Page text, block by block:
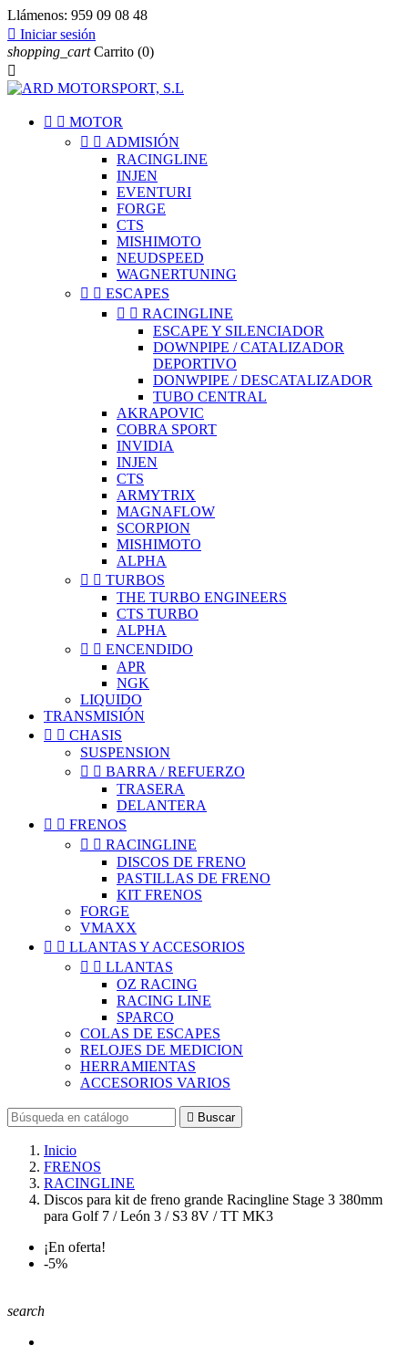
Llámenos: 959 09 08 48
 Iniciar sesión
shopping_cart Carrito (0)

  MOTOR
  ADMISIÓN
RACINGLINE
INJEN
EVENTURI
FORGE
CTS
MISHIMOTO
NEUDSPEED
WAGNERTUNING
  ESCAPES
  RACINGLINE
ESCAPE Y SILENCIADOR
DOWNPIPE / CATALIZADOR
DEPORTIVO
DONWPIPE / DESCATALIZADOR
TUBO CENTRAL
AKRAPOVIC
COBRA SPORT
INVIDIA
INJEN
CTS
ARMYTRIX
MAGNAFLOW
SCORPION
MISHIMOTO
ALPHA
  TURBOS
THE TURBO ENGINEERS
CTS TURBO
ALPHA
  ENCENDIDO
APR
NGK
LIQUIDO
TRANSMISIÓN
  CHASIS
SUSPENSION
  BARRA / REFUERZO
TRASERA
DELANTERA
  FRENOS
  RACINGLINE
DISCOS DE FRENO
PASTILLAS DE FRENO
KIT FRENOS
FORGE
VMAXX
  LLANTAS Y ACCESORIOS
  LLANTAS
OZ RACING
RACING LINE
SPARCO
COLAS DE ESCAPES
RELOJES DE MEDICION
HERRAMIENTAS
ACCESORIOS VARIOS
 Buscar
Inicio
FRENOS
RACINGLINE
Discos para kit de freno grande Racingline Stage 3 380mm
para Golf 7 / León 3 / S3 8V / TT MK3
¡En oferta!
-5%
search